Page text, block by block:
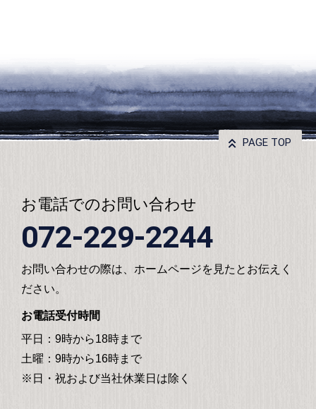
PAGE TOP
お電話でのお問い合わせ
072-229-2244
お問い合わせの際は、ホームページを見たとお伝えく
ださい。
お電話受付時間
平日：9時から18時まで
土曜：9時から16時まで
※日・祝および当社休業日は除く